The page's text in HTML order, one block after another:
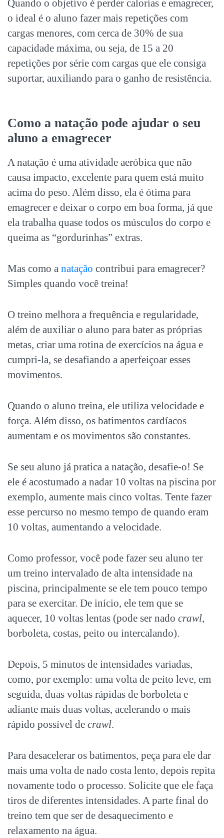
Quando o objetivo é perder calorias e emagrecer,
o ideal é o aluno fazer mais repetições com
cargas menores, com cerca de 30% de sua
capacidade máxima, ou seja, de 15 a 20
repetições por série com cargas que ele consiga
suportar, auxiliando para o ganho de resistência.
Como a natação pode ajudar o seu
aluno a emagrecer
A natação é uma atividade aeróbica que não
causa impacto, excelente para quem está muito
acima do peso. Além disso, ela é ótima para
emagrecer e deixar o corpo em boa forma, já que
ela trabalha quase todos os músculos do corpo e
queima as “gordurinhas” extras.
Mas como a natação contribui para emagrecer?
Simples quando você treina!
O treino melhora a frequência e regularidade,
além de auxiliar o aluno para bater as próprias
metas, criar uma rotina de exercícios na água e
cumpri-la, se desafiando a aperfeiçoar esses
movimentos.
Quando o aluno treina, ele utiliza velocidade e
força. Além disso, os batimentos cardíacos
aumentam e os movimentos são constantes.
Se seu aluno já pratica a natação, desafie-o! Se
ele é acostumado a nadar 10 voltas na piscina por
exemplo, aumente mais cinco voltas. Tente fazer
esse percurso no mesmo tempo de quando eram
10 voltas, aumentando a velocidade.
Como professor, você pode fazer seu aluno ter
um treino intervalado de alta intensidade na
piscina, principalmente se ele tem pouco tempo
para se exercitar. De início, ele tem que se
aquecer, 10 voltas lentas (pode ser nado crawl,
borboleta, costas, peito ou intercalando).
Depois, 5 minutos de intensidades variadas,
como, por exemplo: uma volta de peito leve, em
seguida, duas voltas rápidas de borboleta e
adiante mais duas voltas, acelerando o mais
rápido possível de crawl.
Para desacelerar os batimentos, peça para ele dar
mais uma volta de nado costa lento, depois repita
novamente todo o processo. Solicite que ele faça
tiros de diferentes intensidades. A parte final do
treino tem que ser de desaquecimento e
relaxamento na água.